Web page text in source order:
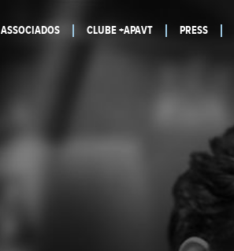
ASSOCIADOS CLUBE +APAVT PRESS